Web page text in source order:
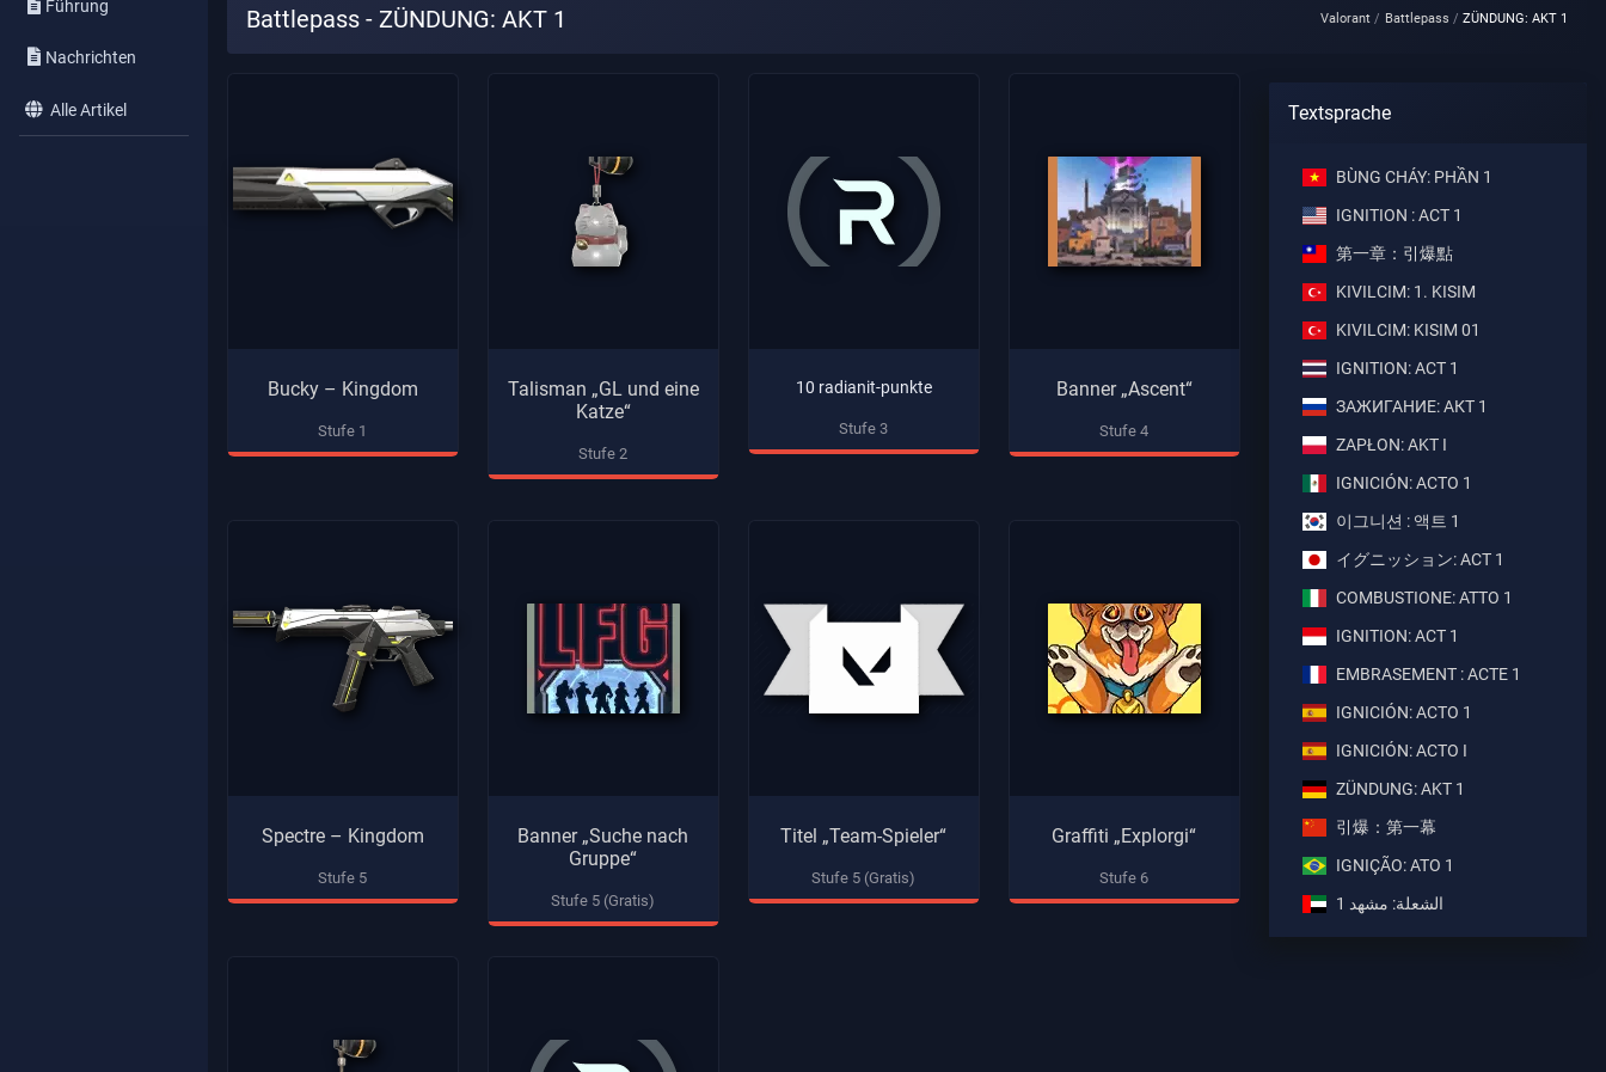
Führung
Nachrichten
Alle Artikel
Battlepass - ZÜNDUNG: AKT 1 Valorant Battlepass ZÜNDUNG: AKT 1
Bucky – Kingdom
Stufe 1
Talisman „GL und eine
Katze“
Stufe 2
10 radianit-punkte
Stufe 3
Banner „Ascent“
Stufe 4
Spectre – Kingdom
Stufe 5
Banner „Suche nach
Gruppe“
Stufe 5 (Gratis)
Titel „Team-Spieler“
Stufe 5 (Gratis)
Graffiti „Explorgi“
Stufe 6
Textsprache
BÙNG CHÁY: PHẦN 1
IGNITION : ACT 1
第一章：引爆點
KIVILCIM: 1. KISIM
KIVILCIM: KISIM 01
IGNITION: ACT 1
ЗАЖИГАНИЕ: АКТ 1
ZAPŁON: AKT I
IGNICIÓN: ACTO 1
이그니션 : 액트 1
イグニッション: ACT 1
COMBUSTIONE: ATTO 1
IGNITION: ACT 1
EMBRASEMENT : ACTE 1
IGNICIÓN: ACTO 1
IGNICIÓN: ACTO I
ZÜNDUNG: AKT 1
引爆：第一幕
IGNIÇÃO: ATO 1
الشعلة: مشهد 1